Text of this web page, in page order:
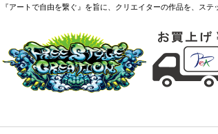
『アートで自由を繋ぐ』を旨に、クリエイターの作品を、ス